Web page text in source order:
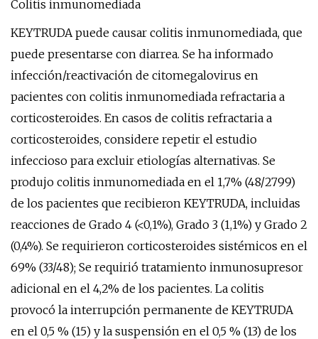
Colitis inmunomediada
KEYTRUDA puede causar colitis inmunomediada, que
puede presentarse con diarrea. Se ha informado
infección/reactivación de citomegalovirus en
pacientes con colitis inmunomediada refractaria a
corticosteroides. En casos de colitis refractaria a
corticosteroides, considere repetir el estudio
infeccioso para excluir etiologías alternativas. Se
produjo colitis inmunomediada en el 1,7% (48/2799)
de los pacientes que recibieron KEYTRUDA, incluidas
reacciones de Grado 4 (<0,1%), Grado 3 (1,1%) y Grado 2
(0,4%). Se requirieron corticosteroides sistémicos en el
69% (33/48); Se requirió tratamiento inmunosupresor
adicional en el 4,2% de los pacientes. La colitis
provocó la interrupción permanente de KEYTRUDA
en el 0,5 % (15) y la suspensión en el 0,5 % (13) de los